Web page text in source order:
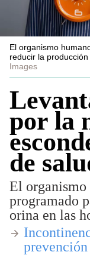
El organismo
reducir la
Images
por la
de
El organismo
programado
orina en las